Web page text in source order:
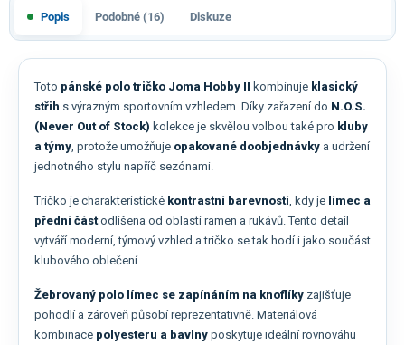
Popis Podobné (16) Diskuze
Toto pánské polo tričko Joma Hobby II kombinuje klasický
střih s výrazným sportovním vzhledem. Díky zařazení do N.O.S.
(Never Out of Stock) kolekce je skvělou volbou také pro kluby
a týmy, protože umožňuje opakované doobjednávky a udržení
jednotného stylu napříč sezónami.
Tričko je charakteristické kontrastní barevností, kdy je límec a
přední částodlišena od oblasti ramen a rukávů. Tento detail
vytváří moderní, týmový vzhled a tričko se tak hodí i jako součást
klubového oblečení.
Žebrovaný polo límec se zapínáním na knoflíky zajišťuje
pohodlí a zároveň působí reprezentativně. Materiálová
kombinace polyesteru a bavlny poskytuje ideální rovnováhu